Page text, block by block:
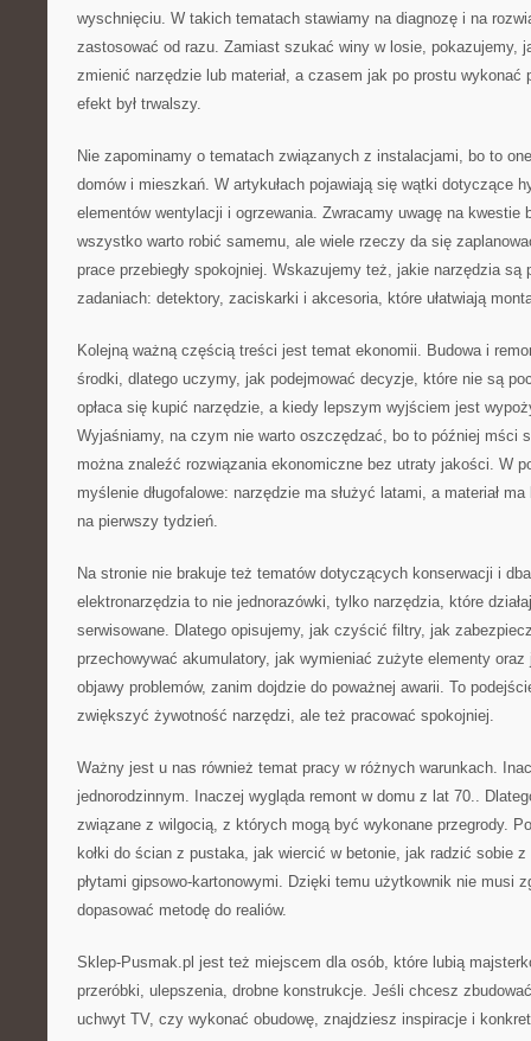
wyschnięciu. W takich tematach stawiamy na diagnozę i na
zastosować od razu. Zamiast szukać winy w losie, pokazujemy,
zmienić narzędzie lub materiał, a czasem jak po prostu wykonać
efekt był trwalszy.
Nie zapominamy o tematach związanych z instalacjami, bo to
domów i mieszkań. W artykułach pojawiają się wątki dotyczące
elementów wentylacji i ogrzewania. Zwracamy uwagę na kwestie
wszystko warto robić samemu, ale wiele rzeczy da się
prace przebiegły spokojniej. Wskazujemy też, jakie narzędzia są
zadaniach: detektory, zaciskarki i akcesoria, które ułatwiają
Kolejną ważną częścią treści jest temat ekonomii. Budowa i
środki, dlatego uczymy, jak podejmować decyzje, które nie są
opłaca się kupić narzędzie, a kiedy lepszym wyjściem jest
Wyjaśniamy, na czym nie warto oszczędzać, bo to później mści
można znaleźć rozwiązania ekonomiczne bez utraty jakości. W
myślenie długofalowe: narzędzie ma służyć latami, a materiał
na pierwszy tydzień.
Na stronie nie brakuje też tematów dotyczących konserwacji i
elektronarzędzia to nie jednorazówki, tylko narzędzia, które
serwisowane. Dlatego opisujemy, jak czyścić filtry, jak
przechowywać akumulatory, jak wymieniać zużyte elementy
objawy problemów, zanim dojdzie do poważnej awarii. To
zwiększyć żywotność narzędzi, ale też pracować spokojniej.
Ważny jest u nas również temat pracy w różnych warunkach.
jednorodzinnym. Inaczej wygląda remont w domu z lat 70..
związane z wilgocią, z których mogą być wykonane przegrody.
kołki do ścian z pustaka, jak wiercić w betonie, jak radzić sobie z
płytami gipsowo-kartonowymi. Dzięki temu użytkownik nie musi
dopasować metodę do realiów.
Sklep-Pusmak.pl jest też miejscem dla osób, które lubią
przeróbki, ulepszenia, drobne konstrukcje. Jeśli chcesz
uchwyt TV, czy wykonać obudowę, znajdziesz inspiracje i